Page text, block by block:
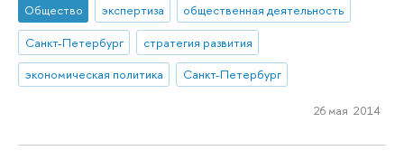
Общество экспертиза
общественная деятельность
Санкт-Петербург
стратегия развития
экономическая политика
Санкт-Петербург
26 мая 2014